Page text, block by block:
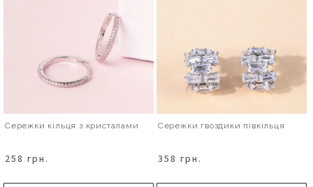
Сережки кільця з кристалами
258 грн.
Сережки гвоздики півкільця
358 грн.